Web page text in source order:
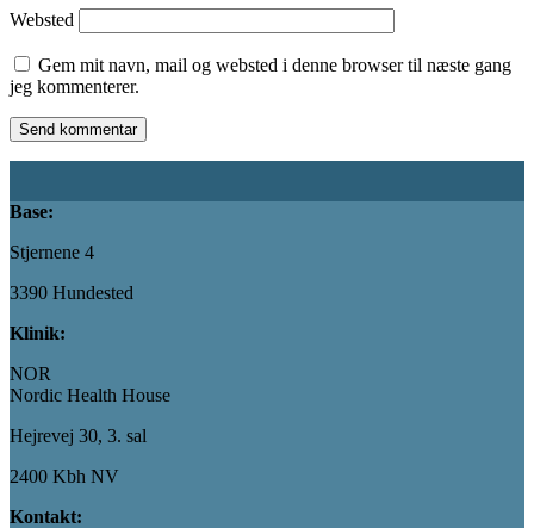
Websted
Gem mit navn, mail og websted i denne browser til næste gang
jeg kommenterer.
Base:
Stjernene 4
3390 Hundested
Klinik:
NOR
Nordic Health House
Hejrevej 30, 3. sal
2400 Kbh NV
Kontakt: